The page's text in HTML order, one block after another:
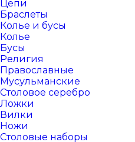
Цепи
Браслеты
Колье и бусы
Колье
Бусы
Религия
Православные
Мусульманские
Столовое серебро
Ложки
Вилки
Ножи
Столовые наборы